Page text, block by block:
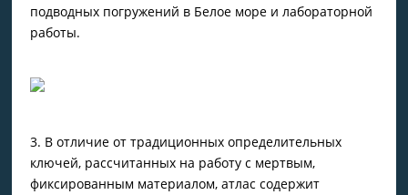
подводных погружений в Белое море и лабораторной
работы.
3. В отличие от традиционных определительных
ключей, рассчитанных на работу с мертвым,
фиксированным материалом, атлас содержит